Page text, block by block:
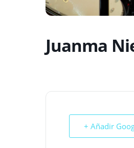
Juanma
+ Añadir